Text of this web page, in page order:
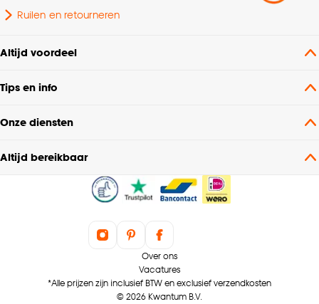
Ruilen en retourneren
Altijd voordeel
Tips en info
Onze diensten
Altijd bereikbaar
Over ons
Vacatures
*Alle prijzen zijn inclusief BTW en exclusief verzendkosten
© 2026 Kwantum B.V.